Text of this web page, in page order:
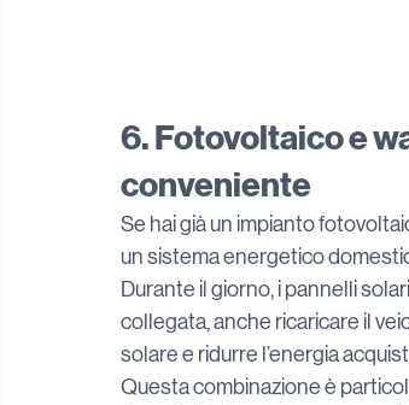
6. Fotovoltaico e
conveniente
Se hai già un impianto
un sistema energetico
Durante il giorno, i pannelli
collegata, anche ricaricare il
solare e ridurre l’energia
Questa combinazione è